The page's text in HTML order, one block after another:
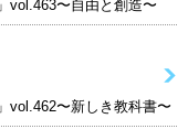
vol.463〜自由と創造〜
vol.462〜新しき教科書〜